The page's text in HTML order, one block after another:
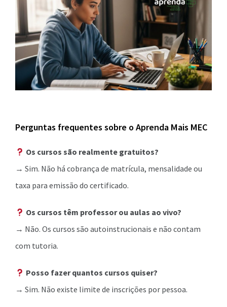
Perguntas frequentes sobre o Aprenda Mais MEC
Os cursos são realmente gratuitos?
→ Sim. Não há cobrança de matrícula, mensalidade ou
taxa para emissão do certificado.
Os cursos têm professor ou aulas ao vivo?
→ Não. Os cursos são autoinstrucionais e não contam
com tutoria.
Posso fazer quantos cursos quiser?
→ Sim. Não existe limite de inscrições por pessoa.